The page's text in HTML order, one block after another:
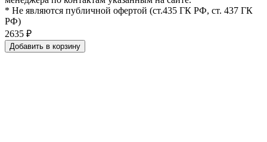
* Не являются публичной офертой (ст.435 ГК РФ, cт. 437 ГК
РФ)
2635 ₽
Добавить в корзину